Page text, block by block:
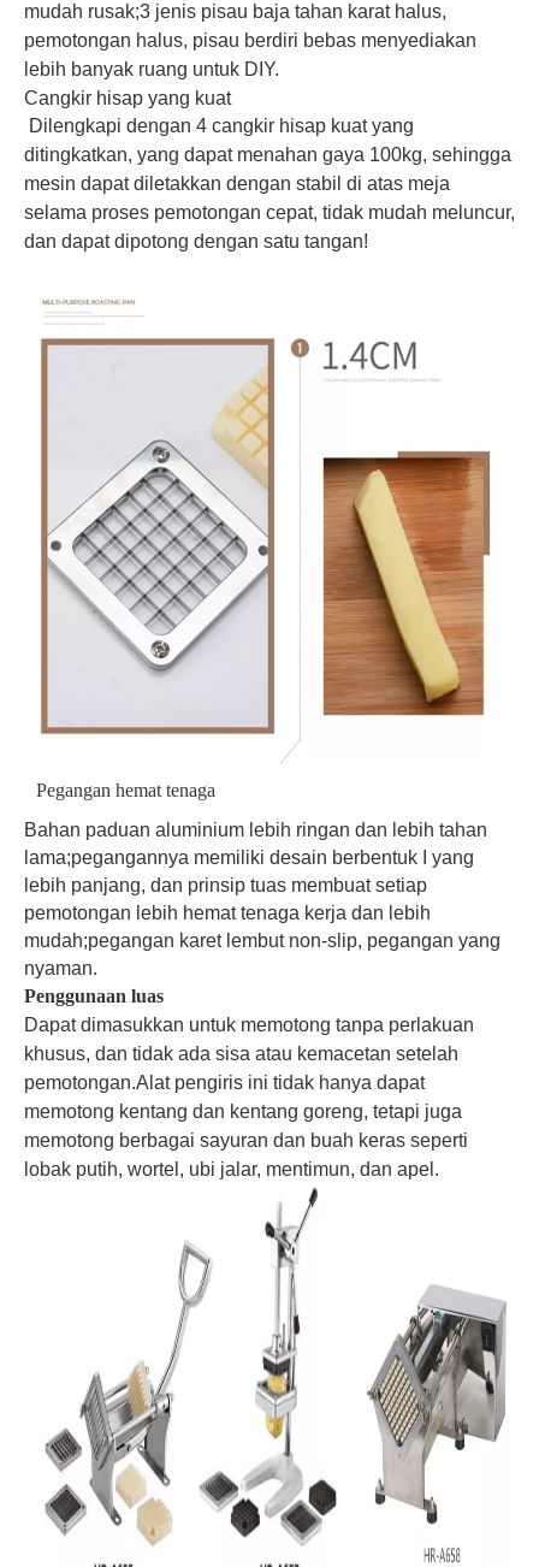
mudah rusak;3 jenis pisau baja tahan karat halus,
pemotongan halus, pisau berdiri bebas menyediakan
lebih banyak ruang untuk DIY.
Cangkir hisap yang kuat
Dilengkapi dengan 4 cangkir hisap kuat yang
ditingkatkan, yang dapat menahan gaya 100kg, sehingga
mesin dapat diletakkan dengan stabil di atas meja
selama proses pemotongan cepat, tidak mudah meluncur,
dan dapat dipotong dengan satu tangan!
Pegangan hemat tenaga
Bahan paduan aluminium lebih ringan dan lebih tahan
lama;pegangannya memiliki desain berbentuk I yang
lebih panjang, dan prinsip tuas membuat setiap
pemotongan lebih hemat tenaga kerja dan lebih
mudah;pegangan karet lembut non-slip, pegangan yang
nyaman.
Penggunaan luas
Dapat dimasukkan untuk memotong tanpa perlakuan
khusus, dan tidak ada sisa atau kemacetan setelah
pemotongan.Alat pengiris ini tidak hanya dapat
memotong kentang dan kentang goreng, tetapi juga
memotong berbagai sayuran dan buah keras seperti
lobak putih, wortel, ubi jalar, mentimun, dan apel.